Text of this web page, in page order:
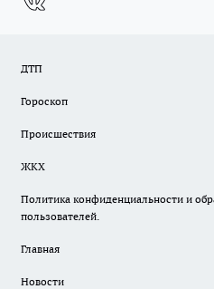
ДТП
Гороскоп
Происшествия
ЖКХ
Политика конфиденциальности и
пользователей.
Главная
Новости